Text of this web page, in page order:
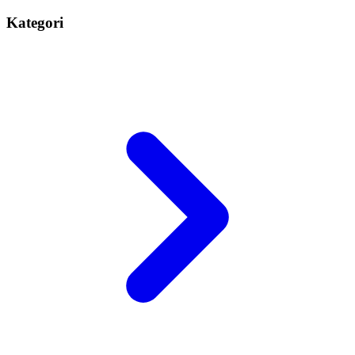
Kategori